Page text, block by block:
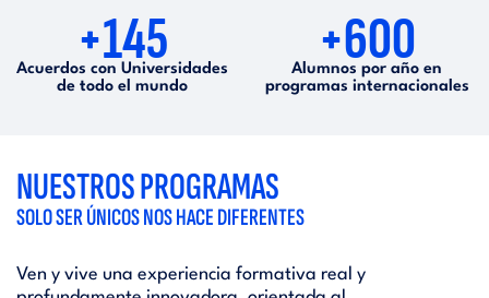
+145
Acuerdos con Universidades
de todo el mundo
+600
Alumnos por año en
programas internacionales
NUESTROS PROGRAMAS
SOLO SER ÚNICOS NOS HACE DIFERENTES
Ven y vive una experiencia formativa real y